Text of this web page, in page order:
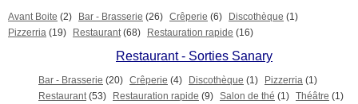
Avant Boite (2) Bar - Brasserie (26) Crêperie (6) Discothèque (1)
Pizzerria (19) Restaurant (68) Restauration rapide (16)
Restaurant - Sorties Sanary
Bar - Brasserie (20) Crêperie (4) Discothèque (1) Pizzerria (1)
Restaurant (53) Restauration rapide (9) Salon de thé (1) Théâtre (1)